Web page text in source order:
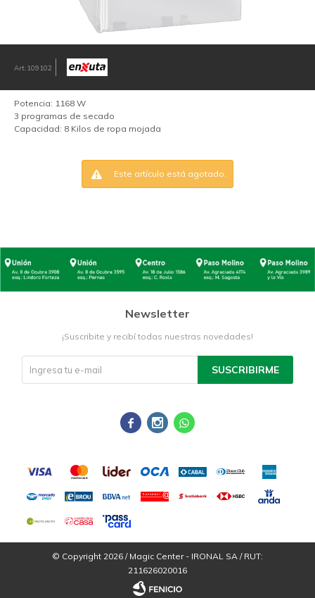
109102
Potencia: 1168 W
3 programas de secado
Capacidad: 8 Kilos de ropa mojada
Este artículo está agotado.
Newsletter
¡Suscribite y recibí todas nuestras novedades!
SUSCRIBIRME
  
© Copyright 2026 / Magic Center - IRONAL SA / RUT:
211626020016